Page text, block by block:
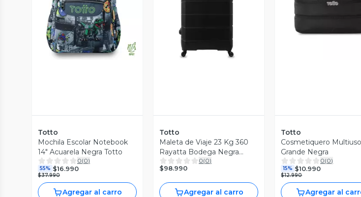
Vista Previa
Totto
Mochila Escolar Notebook
14" Acuarela Negra Totto
0(0)
55% $16.990
$37.990
Agregar al carro
Vista Previa
Totto
Maleta de Viaje 23 Kg 360
Rayatta Bodega Negra
Totto
0(0)
$98.990
Agregar al carro
Totto
Cosmetiquero
Grande Negra
0(0)
15% $10.990
$12.990
Agregar al